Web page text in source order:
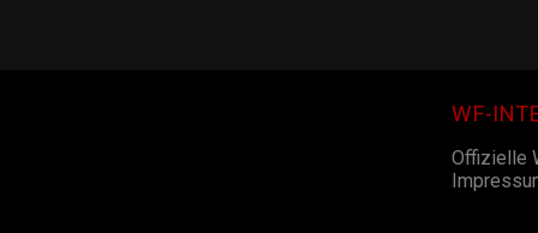
WF-
Offizielle